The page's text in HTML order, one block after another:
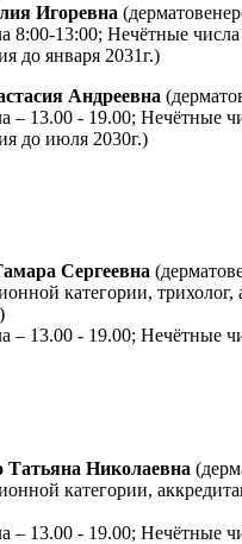
Игоревна
8:00-13:00; Нечётные
до января 2031г.)
Андреевна
– 13.00 - 19.00; Нечётные
до июля 2030г.)
Сергеевна
категории, трихолог,
– 13.00 - 19.00; Нечётные
Татьяна Николаевна
категории,
– 13.00 - 19.00; Нечётные